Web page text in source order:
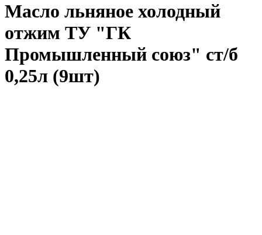
Масло льняное холодный
отжим ТУ "ГК
Промышленный союз" ст/б
0,25л (9шт)